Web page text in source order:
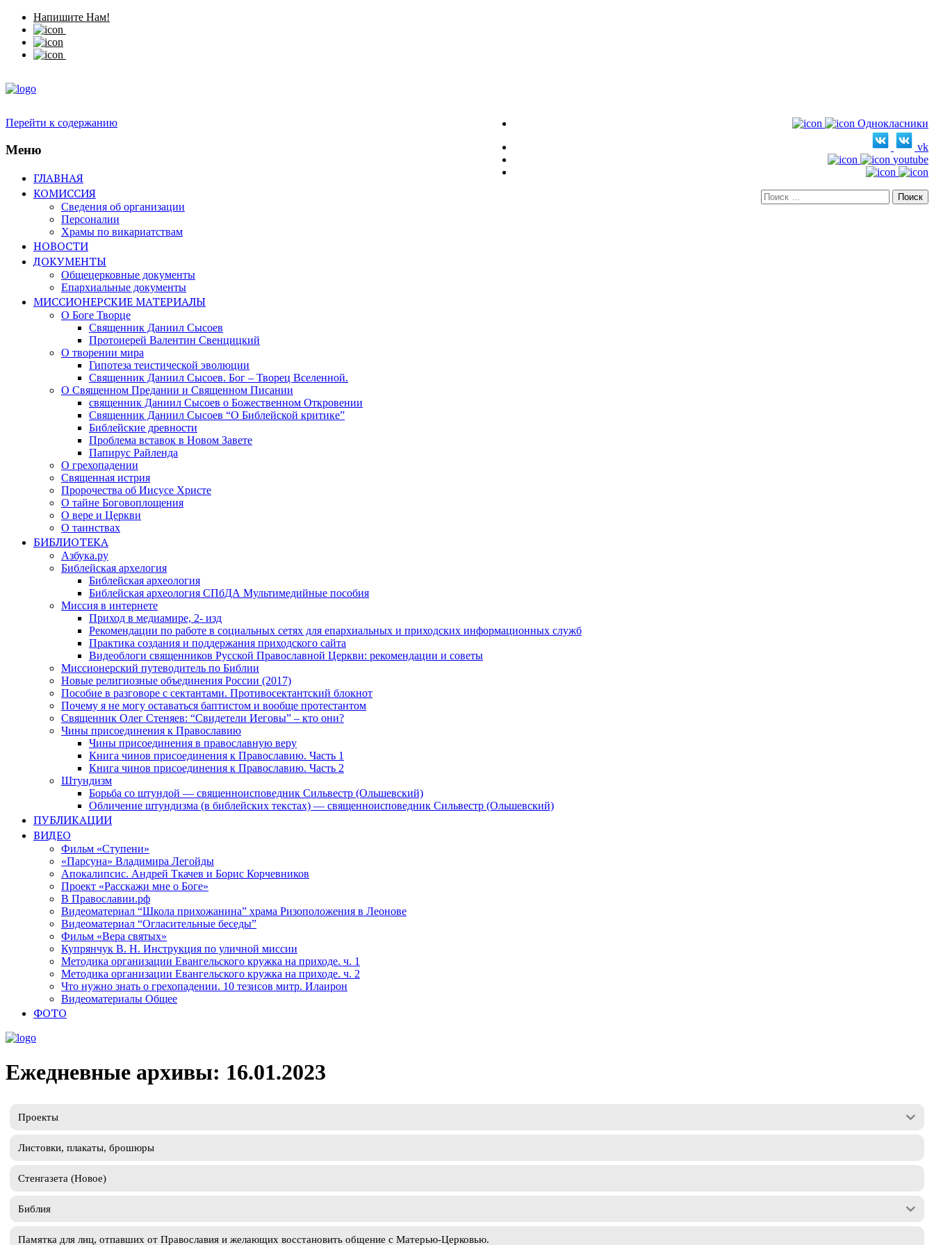
Напишите Нам!
Однокласники
vk
youtube
Искать:
Перейти к содержанию
Меню
ГЛАВНАЯ
КОМИССИЯ
Сведения об организации
Персоналии
Храмы по викариатствам
НОВОСТИ
ДОКУМЕНТЫ
Общецерковные документы
Епархиальные документы
МИССИОНЕРСКИЕ МАТЕРИАЛЫ
О Боге Творце
Священник Даниил Сысоев
Протоиерей Валентин Свенцицкий
О творении мира
Гипотеза теистической эволюции
Священник Даниил Сысоев. Бог – Творец Вселенной.
О Священном Предании и Священном Писании
священник Даниил Сысоев о Божественном Откровении
Священник Даниил Сысоев “О Библейской критике”
Библейские древности
Проблема вставок в Новом Завете
Папирус Райленда
О грехопадении
Священная истрия
Пророчества об Иисусе Христе
О тайне Боговоплощения
О вере и Церкви
О таинствах
БИБЛИОТЕКА
Азбука.ру
Библейская архелогия
Библейская археология
Библейская археология СПбДА Мультимедийные пособия
Миссия в интернете
Приход в медиамире, 2- изд
Рекомендации по работе в социальных сетях для епархиальных и приходских информационных служб
Практика создания и поддержания приходского сайта
Видеоблоги священников Русской Православной Церкви: рекомендации и советы
Миссионерский путеводитель по Библии
Новые религиозные объединения России (2017)
Пособие в разговоре с сектантами. Противосектантский блокнот
Почему я не могу оставаться баптистом и вообще протестантом
Священник Олег Стеняев: “Свидетели Иеговы” – кто они?
Чины присоединения к Православию
Чины присоединения в православную веру
Книга чинов присоединения к Православию. Часть 1
Книга чинов присоединения к Православию. Часть 2
Штундизм
Борьба со штундой — священноисповедник Сильвестр (Ольшевский)
Обличение штундизма (в библейских текстах) — священноисповедник Сильвестр (Ольшевский)
ПУБЛИКАЦИИ
ВИДЕО
Фильм «Ступени»
«Парсуна» Владимира Легойды
Апокалипсис. Андрей Ткачев и Борис Корчевников
Проект «Расскажи мне о Боге»
В Православии.рф
Видеоматериал “Школа прихожанина” храма Ризоположения в Леонове
Видеоматериал “Огласительные беседы”
Фильм «Вера святых»
Купрянчук В. Н. Инструкция по уличной миссии
Методика организации Евангельского кружка на приходе. ч. 1
Методика организации Евангельского кружка на приходе. ч. 2
Что нужно знать о грехопадении. 10 тезисов митр. Илаирон
Видеоматериалы Общее
ФОТО
Ежедневные архивы: 16.01.2023
Проекты
Листовки, плакаты, брошюры
Стенгазета (Новое)
Библия
Памятка для лиц, отпавших от Православия и желающих восстановить общение с Матерью-Церковью.